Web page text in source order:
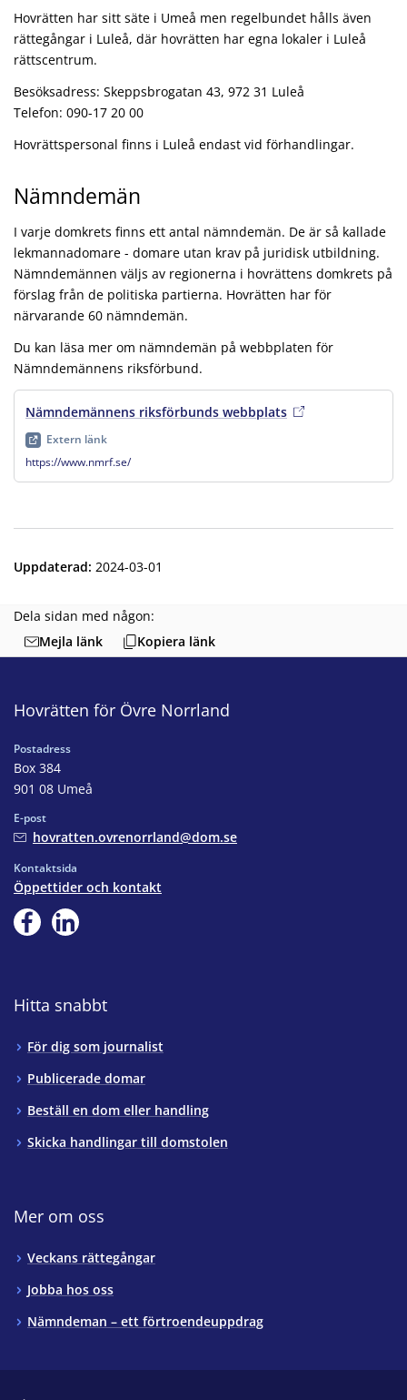
Hovrätten har sitt säte i Umeå men regelbundet hålls även
rättegångar i Luleå, där hovrätten har egna lokaler i Luleå
rättscentrum.
Besöksadress: Skeppsbrogatan 43, 972 31 Luleå
Telefon: 090-17 20 00
Hovrättspersonal finns i Luleå endast vid förhandlingar.
Nämndemän
I varje domkrets finns ett antal nämndemän. De är så kallade
lekmannadomare - domare utan krav på juridisk utbildning.
Nämndemännen väljs av regionerna i hovrättens domkrets på
förslag från de politiska partierna. Hovrätten har för
närvarande 60 nämndemän.
Du kan läsa mer om nämndemän på webbplaten för
Nämndemännens riksförbund.
Nämndemännens riksförbunds webbplats , extern länk
Extern länk
https://www.nmrf.se/
Uppdaterad: 2024-03-01
Dela sidan med någon:
Mejla länk
Kopiera länk
Hovrätten för Övre Norrland
Postadress
Box 384
901 08 Umeå
E-post
hovratten.ovrenorrland@dom.se
Kontaktsida
Öppettider och kontakt
Hitta snabbt
För dig som journalist
Publicerade domar
Beställ en dom eller handling
Skicka handlingar till domstolen
Mer om oss
Veckans rättegångar
Jobba hos oss
Nämndeman – ett förtroendeuppdrag